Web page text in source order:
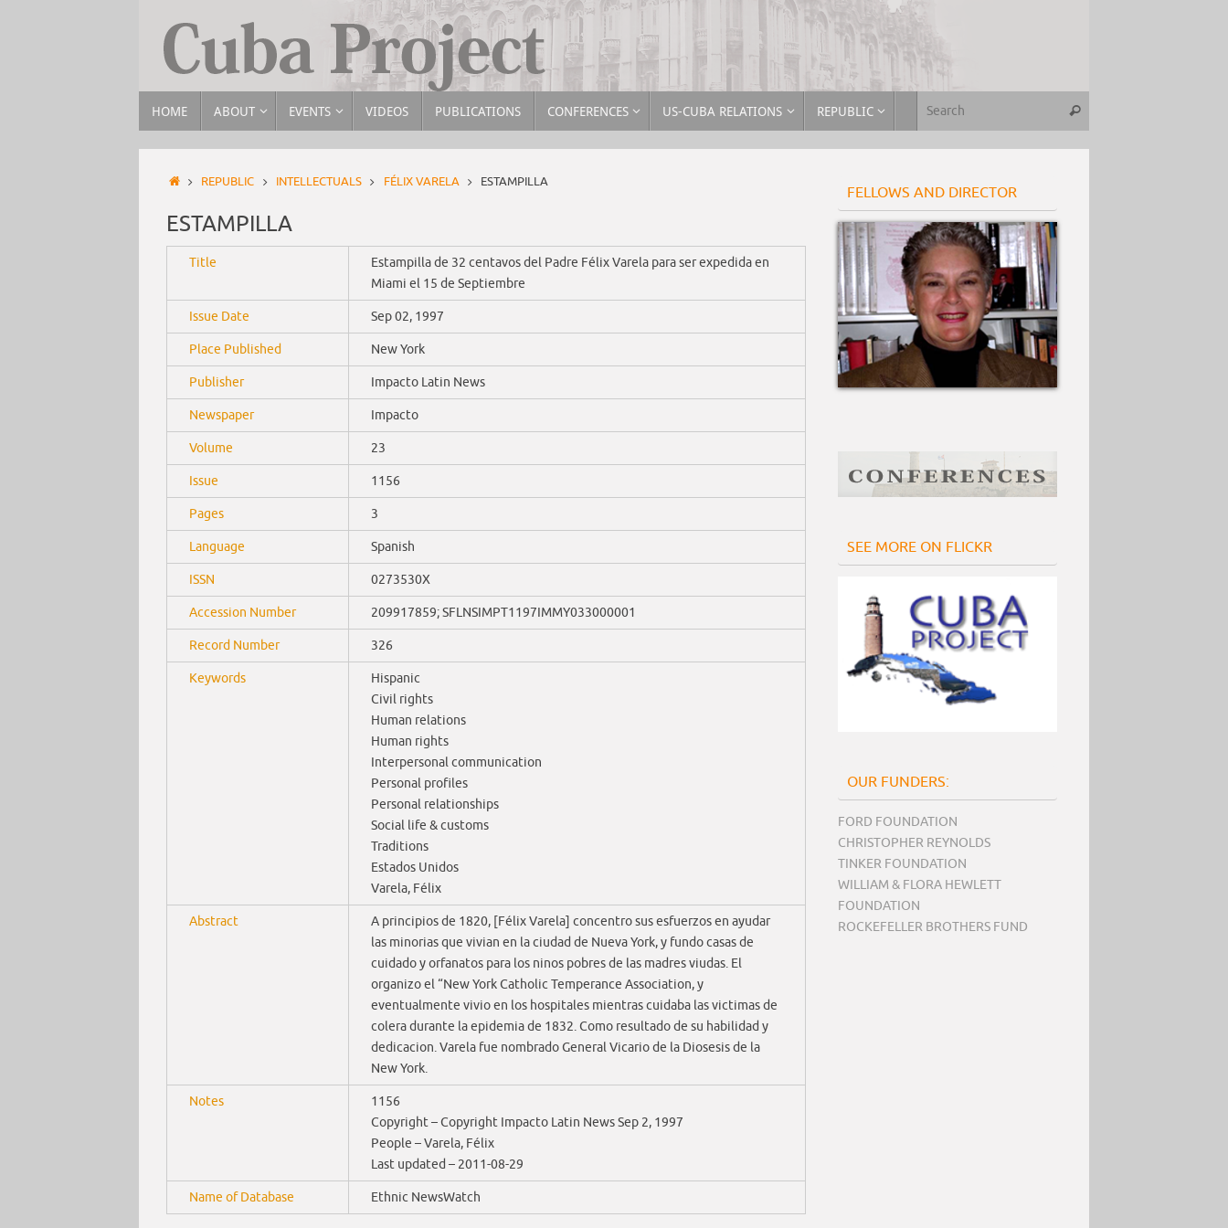
HOME ABOUT EVENTS VIDEOS PUBLICATIONS CONFERENCES US-CUBA RELATIONS REPUBLIC
REPUBLIC INTELLECTUALS FÉLIX VARELA ESTAMPILLA
ESTAMPILLA
Title
Estampilla de 32 centavos del Padre Félix Varela para ser expedida en
Miami el 15 de Septiembre
Issue Date Sep 02, 1997
Place Published New York
Publisher Impacto Latin News
Newspaper Impacto
Volume 23
Issue 1156
Pages 3
Language Spanish
ISSN 0273530X
Accession Number 209917859; SFLNSIMPT1197IMMY033000001
Record Number 326
Keywords
Hispanic
Civil rights
Human relations
Human rights
Interpersonal communication
Personal profiles
Personal relationships
Social life & customs
Traditions
Estados Unidos
Varela, Félix
Abstract
A principios de 1820, [Félix Varela] concentro sus esfuerzos en ayudar
las minorias que vivian en la ciudad de Nueva York, y fundo casas de
cuidado y orfanatos para los ninos pobres de las madres viudas. El
organizo el “New York Catholic Temperance Association, y
eventualmente vivio en los hospitales mientras cuidaba las victimas de
colera durante la epidemia de 1832. Como resultado de su habilidad y
dedicacion. Varela fue nombrado General Vicario de la Diosesis de la
New York.
Notes
1156
Copyright – Copyright Impacto Latin News Sep 2, 1997
People – Varela, Félix
Last updated – 2011-08-29
Name of Database Ethnic NewsWatch
FELLOWS AND DIRECTOR
SEE MORE ON FLICKR
OUR FUNDERS:
FORD FOUNDATION
CHRISTOPHER REYNOLDS
TINKER FOUNDATION
WILLIAM & FLORA HEWLETT
FOUNDATION
ROCKEFELLER BROTHERS FUND